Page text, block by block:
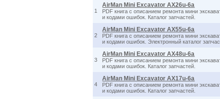
1
AirMan Mini Excavator AX26u-6a
PDF книга с описанием ремонта мини
и кодами ошибок. Каталог запчастей.
2
AirMan Mini Excavator AX55u-6a
PDF книга с описанием ремонта мини
и кодами ошибок. Электронный каталог
3
AirMan Mini Excavator AX48u-6a
PDF книга с описанием ремонта мини
и кодами ошибок. Каталог запчастей.
4
AirMan Mini Excavator AX17u-6a
PDF книга с описанием ремонта мини
и кодами ошибок. Каталог запчастей.